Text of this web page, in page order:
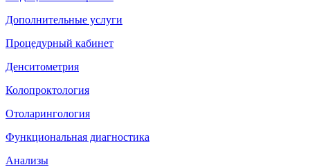
Дополнительные услуги
Процедурный кабинет
Денситометрия
Колопроктология
Отоларингология
Функциональная диагностика
Анализы